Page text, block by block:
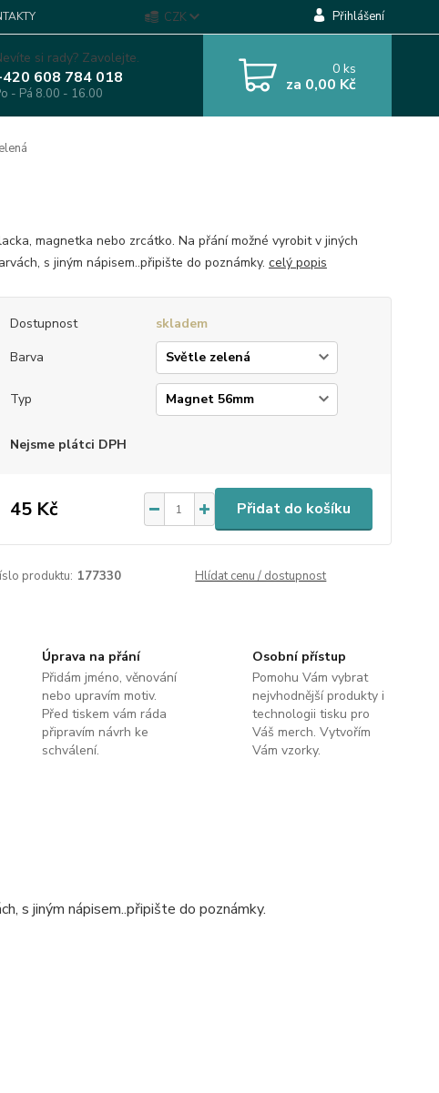
CZK Přihlášení
si rady? Zavolejte.
608 784 018
- Pá 8.00 - 16.00
0ks
za 0,00 Kč
magnetka nebo zrcátko. Na přání možné vyrobit v jiných
s jiným nápisem..připište do poznámky. celý popis
Dostupnost
skladem
Barva
Typ
Nejsme plátci DPH
45 Kč Přidat do košíku
produktu: 177330 Hlídat cenu / dostupnost
Úprava na přání
Přidám jméno, věnování
nebo upravím motiv.
Před tiskem vám ráda
připravím návrh ke
schválení.
Osobní přístup
Pomohu Vám vybrat
nejvhodnější produkty i
technologii tisku pro
Váš merch. Vytvořím
Vám vzorky.
s jiným nápisem..připište do poznámky.